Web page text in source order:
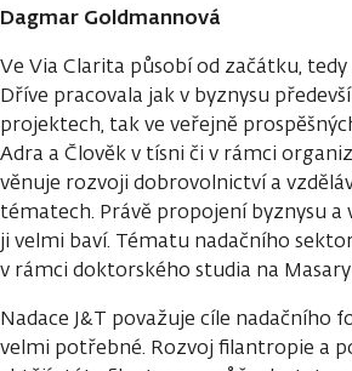
Dagmar Goldmannová
Ve Via Clarita působí od začátku,
Dříve pracovala jak v byznysu
projektech, tak ve veřejně
Adra a Člověk v tísni či v rámci
věnuje rozvoji dobrovolnictví a
tématech. Právě propojení byznysu a
ji velmi baví. Tématu nadačního
v rámci doktorského studia na
Nadace J&T považuje cíle nadačního
velmi potřebné. Rozvoj filantropie a